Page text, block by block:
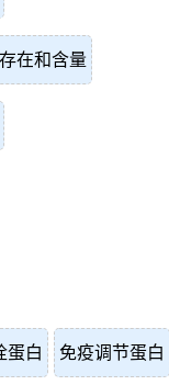
在和含量
蛋白 免疫调节蛋白